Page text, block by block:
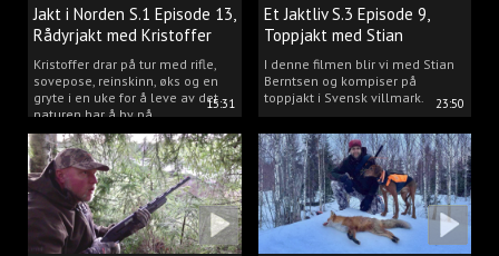
15:31
Jakt i Norden S.1 Episode 13,
Rådyrjakt med Kristoffer
Clausen
Kristoffer drar på tur med rifle,
sovepose, reinskinn, øks og en
gryte i en uke for å leve av det
naturen har å by på.
23:50
Et Jaktliv S.3 Episode 9,
Toppjakt med Stian
Berntsen
I denne filmen blir vi med Stian
Berntsen og kompiser på
toppjakt i Svensk villmark.